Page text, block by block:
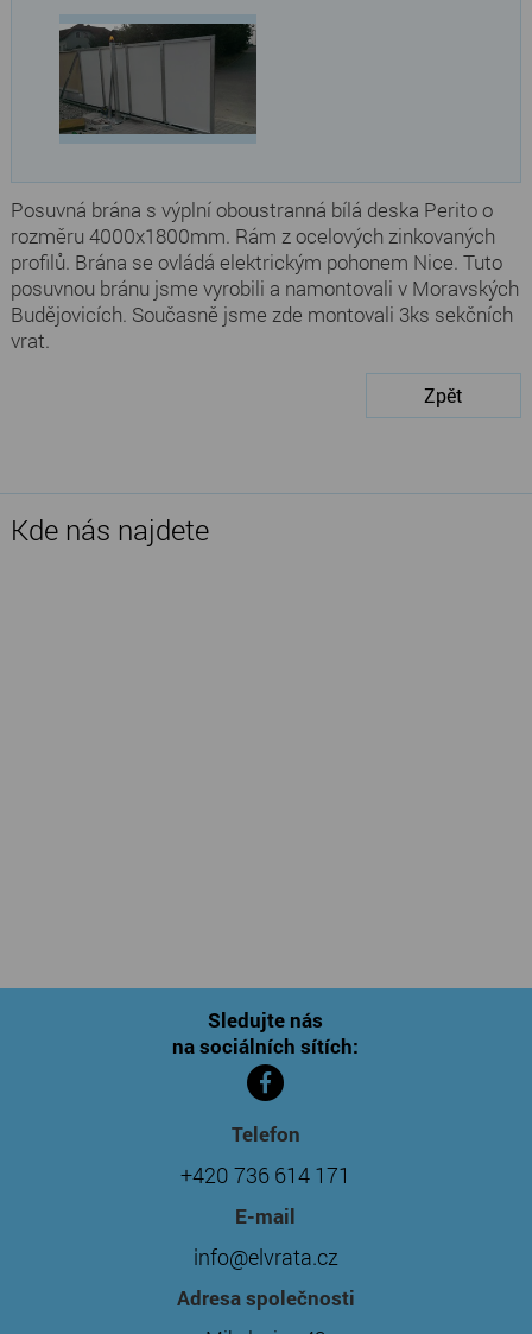
Posuvná brána s výplní oboustranná bílá deska Perito o
rozměru 4000x1800mm. Rám z ocelových zinkovaných
profilů. Brána se ovládá elektrickým pohonem Nice. Tuto
posuvnou bránu jsme vyrobili a namontovali v Moravských
Budějovicích. Současně jsme zde montovali 3ks sekčních
vrat.
Zpět
Kde nás najdete
Sledujte nás
na sociálních sítích:
Telefon
+420 736 614 171
E-mail
info@elvrata.cz
Adresa společnosti